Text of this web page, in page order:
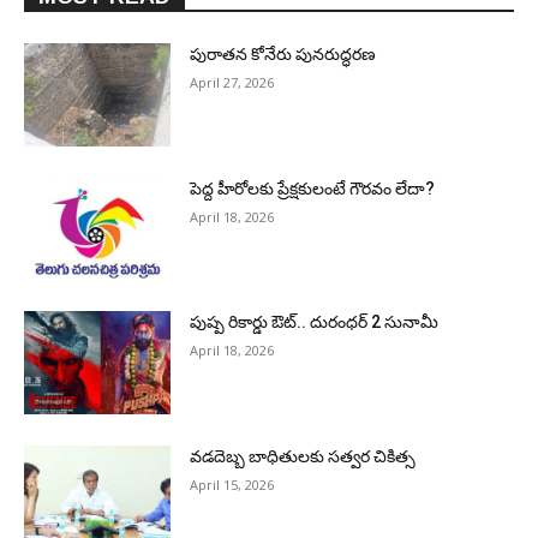
పురాత‌న కోనేరు పున‌రుద్ధ‌ర‌ణ
April 27, 2026
పెద్ద హీరోల‌కు ప్రేక్ష‌కులంటే గౌర‌వం లేదా?
April 18, 2026
పుష్ప రికార్డు ఔట్‌.. దురంధ‌ర్ 2 సునామీ
April 18, 2026
వడదెబ్బ బాధితులకు సత్వర చికిత్స
April 15, 2026